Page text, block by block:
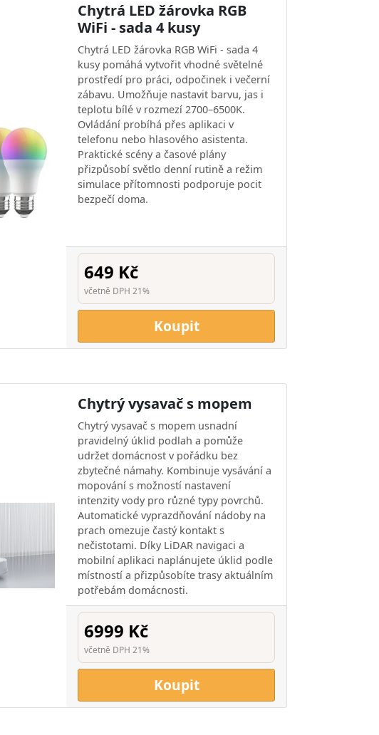
Chytrá LED žárovka RGB
WiFi - sada 4 kusy
Chytrá LED žárovka RGB WiFi - sada 4
kusy pomáhá vytvořit vhodné světelné
prostředí pro práci, odpočinek i večerní
zábavu. Umožňuje nastavit barvu, jas i
teplotu bílé v rozmezí 2700–6500K.
Ovládání probíhá přes aplikaci v
telefonu nebo hlasového asistenta.
Praktické scény a časové plány
přizpůsobí světlo denní rutině a režim
simulace přítomnosti podporuje pocit
bezpečí doma.
649 Kč
včetně DPH 21%
Koupit
Chytrý vysavač s mopem
Chytrý vysavač s mopem usnadní
pravidelný úklid podlah a pomůže
udržet domácnost v pořádku bez
zbytečné námahy. Kombinuje vysávání a
mopování s možností nastavení
intenzity vody pro různé typy povrchů.
Automatické vyprazdňování nádoby na
prach omezuje častý kontakt s
nečistotami. Díky LiDAR navigaci a
mobilní aplikaci naplánujete úklid podle
místností a přizpůsobíte trasy aktuálním
potřebám domácnosti.
6999 Kč
včetně DPH 21%
Koupit